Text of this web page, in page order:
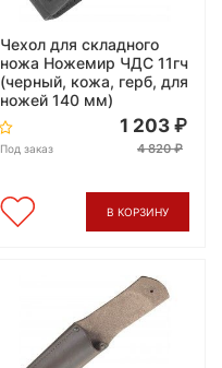
Чехол для складного
ножа Ножемир ЧДС 11гч
(черный, кожа, герб, для
ножей 140 мм)
Под заказ
1 203
4 820
В КОРЗИНУ